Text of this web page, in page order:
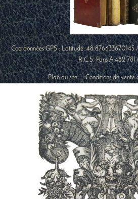
Coordonnées GPS : Latitude:48.876633670145/
R.C.S. Paris A 482 781
Plan du site-Conditions de vente